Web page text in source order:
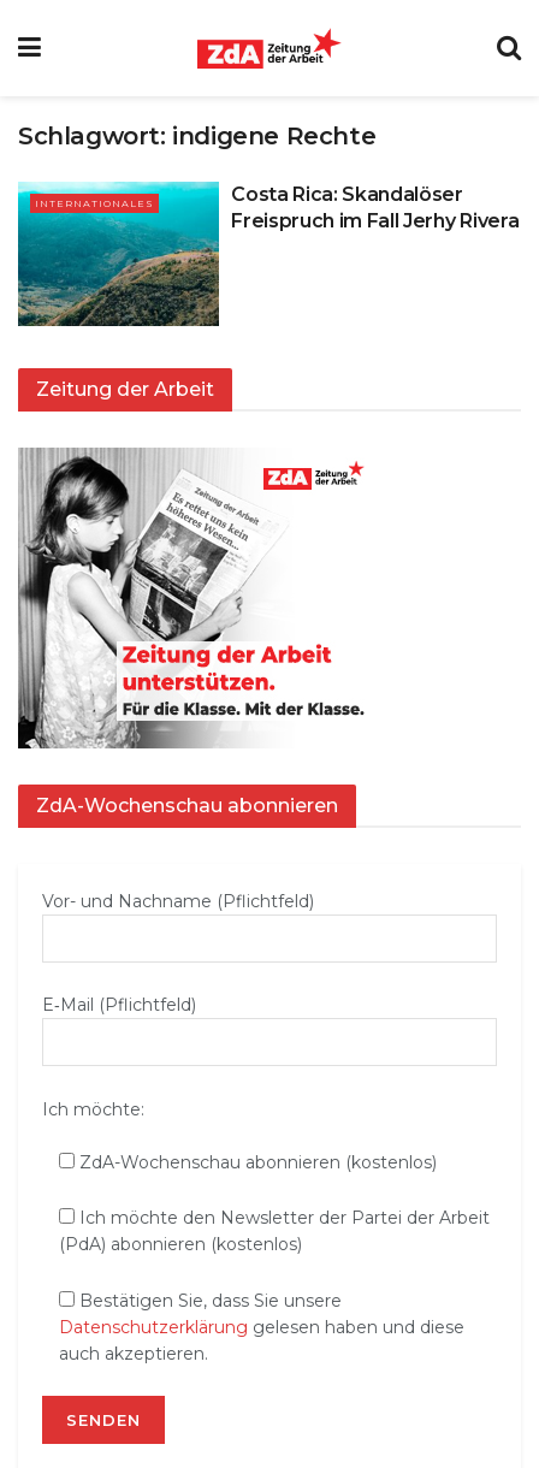
Schlagwort: indigene Rechte
INTERNATIONALES
Costa Rica: Skandalöser
Freispruch im Fall Jerhy Rivera
Zeitung der Arbeit
ZdA-Wochenschau abonnieren
Vor- und Nachname (Pflichtfeld)
E‑Mail (Pflichtfeld)
Ich möchte:
ZdA-Wochenschau abonnieren (kostenlos)
Ich möchte den Newsletter der Partei der Arbeit
(PdA) abonnieren (kostenlos)
Bestätigen Sie, dass Sie unsere
Datenschutzerklärung gelesen haben und diese
auch akzeptieren.